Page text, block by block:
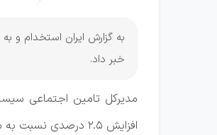
به گزارش ایران استخدام و
خبر داد.
مدیرکل تامین اجتماعی
افزایش ۲.۵ درصدی نسبت به سال گذشته رو به رو شده است.